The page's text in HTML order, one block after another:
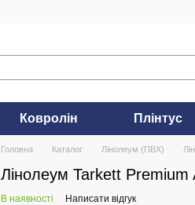
Ковролін Плінтус
Головна Каталог Лінолеум (ПВХ)
Лінолеум Tarkett Premium
В наявності Написати відгук